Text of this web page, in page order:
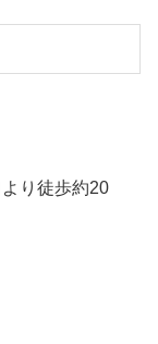
り徒歩約20